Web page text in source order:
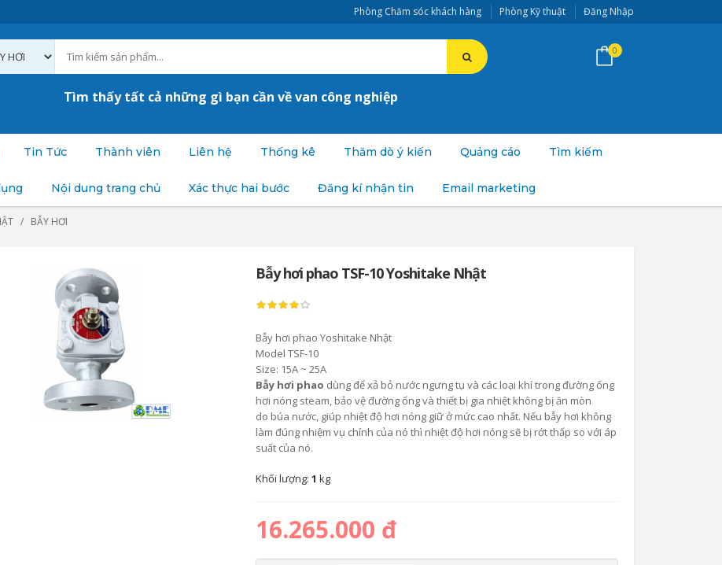
Phòng Chăm sóc khách hàng Phòng Kỹ thuật Đăng Nhập
Tìm thấy tất cả những gì bạn cần về van công nghiệp
0
Tin Tức Thành viên Liên hệ Thống kê Thăm dò ý kiến Quảng cáo Tìm kiếm
Nội dung trang chủ Xác thực hai bước Đăng kí nhận tin Email marketing
BẪY HƠI
Bẫy hơi phao TSF-10 Yoshitake Nhật
Bẫy hơi phao Yoshitake Nhật
Model TSF-10
Size: 15A ~ 25A
Bẫy hơi phao dùng để xả bỏ nước ngưng tụ và các loại khí trong đường ống
hơi nóng steam, bảo vệ đường ống và thiết bị gia nhiệt không bị ăn mòn
do búa nước, giúp nhiệt độ hơi nóng giữ ở mức cao nhất. Nếu bẫy hơi không
làm đúng nhiệm vụ chính của nó thì nhiệt độ hơi nóng sẽ bị rớt thấp so với áp
suất của nó.
Khối lượng: 1 kg
16.265.000 đ